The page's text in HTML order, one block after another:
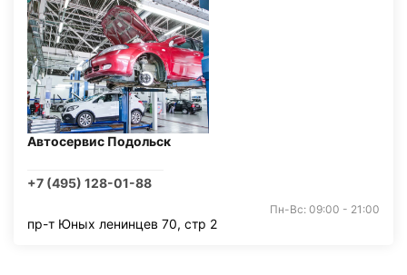
Автосервис Подольск
+7 (495) 128-01-88
Пн-Вс: 09:00 - 21:00
пр-т Юных ленинцев 70, стр 2